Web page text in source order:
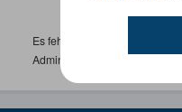
Es fehlen spezifische
Administrator unter: